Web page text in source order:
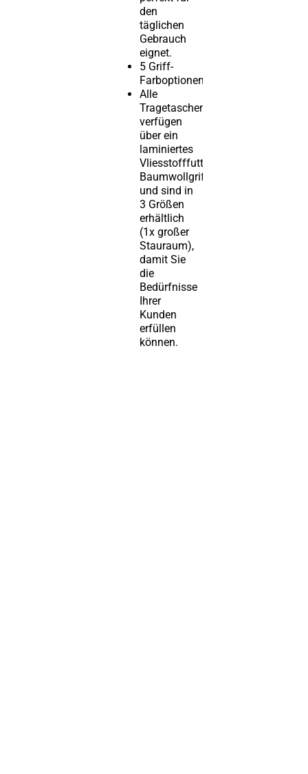
den
täglichen
Gebrauch
eignet.
5 Griff-
Farboptionen
Alle
Tragetaschen
verfügen
über ein
laminiertes
Vliesstofffutter,
Baumwollgriffe
und sind in
3 Größen
erhältlich
(1x großer
Stauraum),
damit Sie
die
Bedürfnisse
Ihrer
Kunden
erfüllen
können.